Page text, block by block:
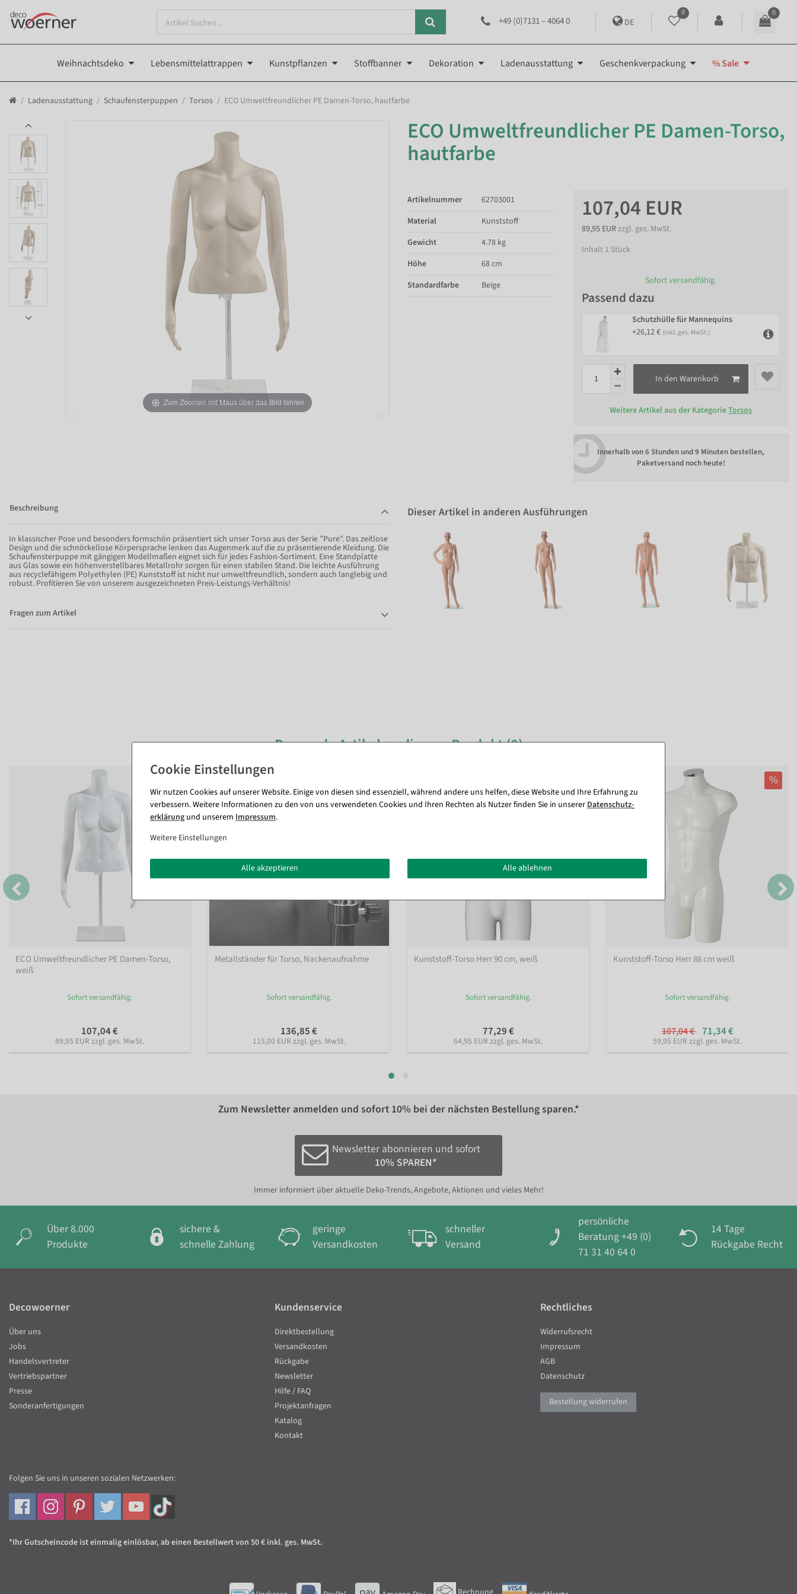
+49 (0)7131 – 4064 0 DE
0 0
Weihnachtsdeko Lebensmittelattrappen Kunstpflanzen Stoffbanner Dekoration Ladenausstattung Geschenkverpackung % Sale
Ladenausstattung Schaufensterpuppen Torsos ECO Umweltfreundlicher PE Damen-Torso, hautfarbe
Zum Zoomen mit Maus über das Bild fahren
ECO Umweltfreundlicher PE Damen-Torso,
hautfarbe
107,04 EUR
89,95 EURzzgl. ges. MwSt.
Inhalt 1 Stück
Sofort versandfähig.
Passend dazu
Schutzhülle für Mannequins
+26,12 € (inkl. ges. MwSt.)
In den Warenkorb
Weitere Artikel aus der KategorieTorsos
Innerhalb von6 Stunden und 9 Minuten bestellen,
Paketversand noch heute!
Artikelnummer
62703001
Material
Kunststoff
Gewicht
4.78 kg
Höhe
68 cm
Standardfarbe
Beige
Beschreibung
In klassischer Pose und besonders formschön präsentiert sich unser Torso aus der Serie "Pure". Das zeitlose
Design und die schnörkellose Körpersprache lenken das Augenmerk auf die zu präsentierende Kleidung. Die
Schaufensterpuppe mit gängigen Modellmaßen eignet sich für jedes Fashion-Sortiment. Eine Standplatte
aus Glas sowie ein höhenverstellbares Metallrohr sorgen für einen stabilen Stand. Die leichte Ausführung
aus recyclefähigem Polyethylen (PE) Kunststoff ist nicht nur umweltfreundlich, sondern auch langlebig und
robust. Profitieren Sie von unserem ausgezeichneten Preis-Leistungs-Verhältnis!
Fragen zum Artikel
Dieser Artikel in anderen Ausführungen
Passende Artikel zu diesem Produkt (8)
ECO Umweltfreundlicher PE Damen-Torso,
weiß
Sofort versandfähig.
107,04 €
89,95 EUR zzgl. ges. MwSt.
Metallständer für Torso, Nackenaufnahme
Sofort versandfähig.
136,85 €
115,00 EUR zzgl. ges. MwSt.
Kunststoff-Torso Herr 90 cm, weiß
Sofort versandfähig.
77,29 €
64,95 EUR zzgl. ges. MwSt.
%
Kunststoff-Torso Herr 88 cm weiß
Sofort versandfähig.
107,04 € 71,34 €
59,95 EUR zzgl. ges. MwSt.
Zum Newsletter anmelden und sofort 10% bei der nächsten Bestellung sparen.*
Newsletter abonnieren und sofort
10% SPAREN*
Immer informiert über aktuelle Deko-Trends, Angebote, Aktionen und vieles Mehr!
Über 8.000
Produkte
sichere &
schnelle Zahlung
geringe
Versandkosten
schneller
Versand
persönliche
Beratung +49 (0)
71 31 40 64 0
14 Tage
Rückgabe Recht
Wir nutzen Cookies auf unserer Website. Einige von diesen sind essenziell, während andere uns helfen, diese Website und Ihre Erfahrung zu
verbessern. Weitere Informationen zu den von uns verwendeten Cookies und Ihren Rechten als Nutzer finden Sie in unsererDaten­schutz­
erklärung und unserem Impressum.
Weitere Einstellungen
Alle akzeptieren Alle ablehnen
Decowoerner
Über uns
Jobs
Handelsvertreter
Vertriebspartner
Presse
Sonderanfertigungen
Kundenservice
Direktbestellung
Versandkosten
Rückgabe
Newsletter
Hilfe / FAQ
Projektanfragen
Katalog
Kontakt
Rechtliches
Widerrufsrecht
Impressum
AGB
Datenschutz
Bestellung widerrufen
Folgen Sie uns in unseren sozialen Netzwerken:
*Ihr Gutscheincode ist einmalig einlösbar, ab einen Bestellwert von 50 € inkl. ges. MwSt.